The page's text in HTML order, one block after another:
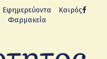
Εφημερεύοντα
Φαρμακεία
Καιρός